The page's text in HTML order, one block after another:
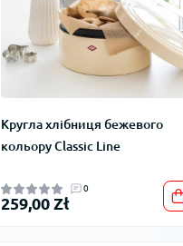
Кругла хлібниця бежевого
кольору Classic Line
0
259,00 Zł